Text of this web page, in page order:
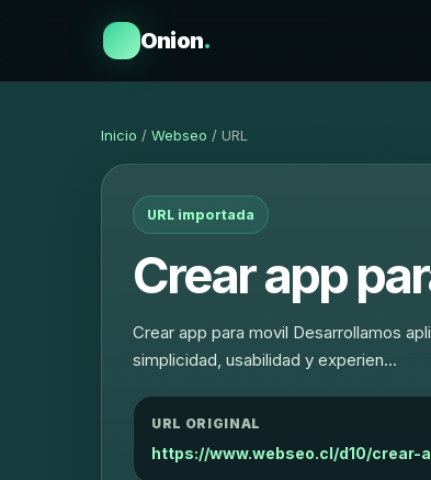
Onion.
Inicio / Webseo / URL
URL importada
Crear app
Crear app para movil Desarrollamos
simplicidad, usabilidad y experien…
URL ORIGINAL
https://www.webseo.cl/d10/crear-